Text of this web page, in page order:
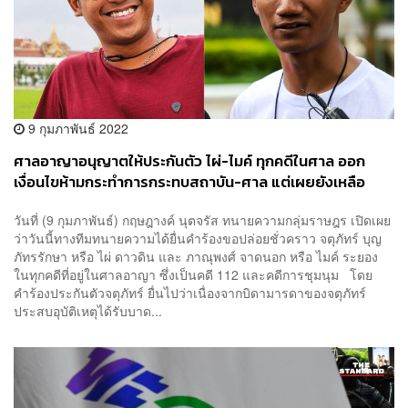
9 กุมภาพันธ์ 2022
ศาลอาญาอนุญาตให้ประกันตัว ไผ่-ไมค์ ทุกคดีในศาล ออก
เงื่อนไขห้ามกระทำการกระทบสถาบัน-ศาล แต่เผยยังเหลือ
วันที่ (9 กุมภาพันธ์) กฤษฎางค์ นุตจรัส ทนายความกลุ่มราษฎร เปิดเผย
ว่าวันนี้ทางทีมทนายความได้ยื่นคำร้องขอปล่อยชั่วคราว จตุภัทร์ บุญ
ภัทรรักษา หรือ ไผ่ ดาวดิน และ ภาณุพงศ์ จาดนอก หรือ ไมค์ ระยอง
ในทุกคดีที่อยู่ในศาลอาญา ซึ่งเป็นคดี 112 และคดีการชุมนุม โดย
คำร้องประกันตัวจตุภัทร์ ยื่นไปว่าเนื่องจากบิดามารดาของจตุภัทร์
ประสบอุบัติเหตุได้รับบาด...